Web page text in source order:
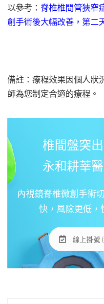
以參考： 脊椎椎間管狹窄
創手術後大幅改善，第二
備註：療程效果因個人狀
師為您制定合適的療程。
椎間盤突
永和耕莘
內視鏡脊椎微創手術
快，風險更低，
線上掛號